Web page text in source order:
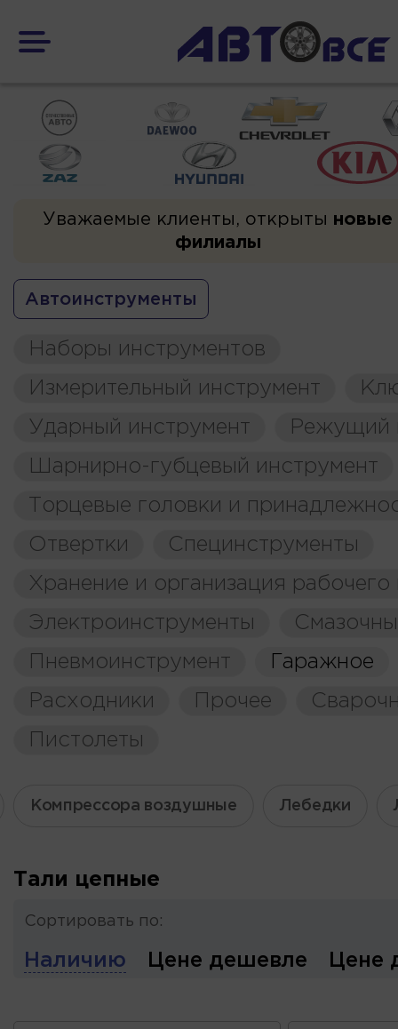
Уважаемые клиенты, открыты новые
филиалы
Автоинструменты
Наборы инструментов
Измерительный инструмент
Ударный инструмент
Режущий
Шарнирно-губцевый инструмент
Торцевые головки и
Отвертки
Специнструменты
Хранение и организация рабочего
Электроинструменты
Пневмоинструмент
Гаражное
Расходники
Прочее
Пистолеты
Компрессора воздушные Лебедки
Тали цепные
Сортировать по:
Наличию Цене дешевле Цене